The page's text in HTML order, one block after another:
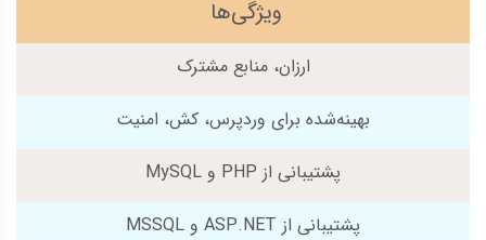
ویژگی‌ها
ارزان، منابع مشترک
بهینه‌شده برای وردپرس، کش، امنیت
پشتیبانی از PHP و MySQL
پشتیبانی از ASP.NET و MSSQL